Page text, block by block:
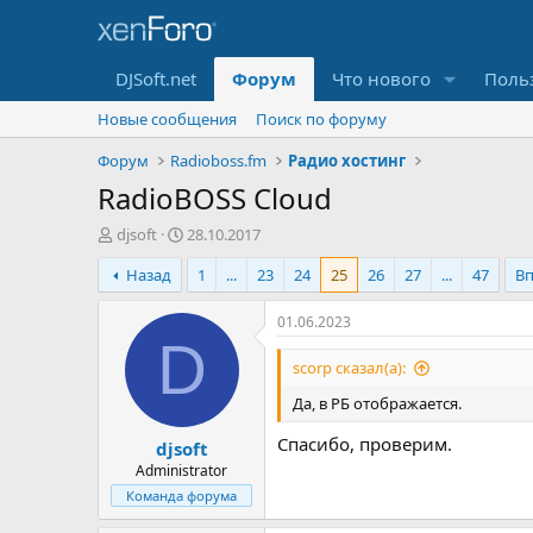
DJSoft.net Форум Что нового
Новые сообщения
Поиск по форуму
Форум
Radioboss.fm Радио хостинг
RadioBOSS Cloud
А
в
т
о
м
djsoft
Д
а
а
н
ч
а
а
28.10.2017
Назад
1 ... 23 24 25 26 27 ... 47
D
djsoft
Administrator
Команда форума
01.06.2023
scorp сказал(а):
Да, в РБ отображается.
Спасибо, проверим.